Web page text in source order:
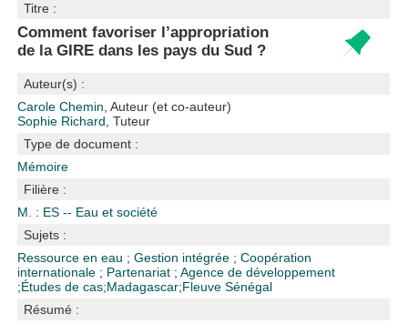
Titre :
Comment favoriser l’appropriation
de la GIRE dans les pays du Sud ?
Auteur(s) :
Carole Chemin , Auteur (et co-auteur)
Sophie Richard , Tuteur
Type de document :
Mémoire
Filière :
M. : ES -- Eau et société
Sujets :
Ressource en eau ;Gestion intégrée ;Coopération
internationale ; Partenariat ;Agence de développement
;Études de cas;Madagascar;Fleuve Sénégal
Résumé :